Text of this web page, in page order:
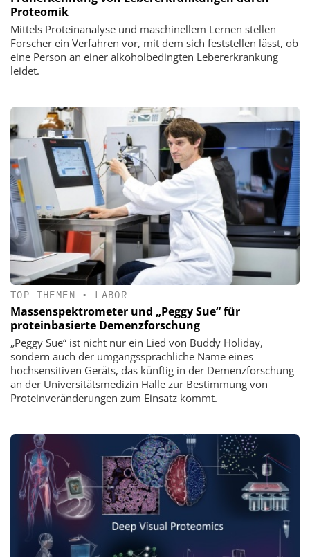
Proteomik
Mittels Proteinanalyse und maschinellem Lernen stellen
Forscher ein Verfahren vor, mit dem sich feststellen lässt, ob
eine Person an einer alkoholbedingten Lebererkrankung
leidet.
TOP-THEMEN • LABOR
Massenspektrometer und „Peggy Sue“ für
proteinbasierte Demenzforschung
„Peggy Sue“ ist nicht nur ein Lied von Buddy Holiday,
sondern auch der umgangssprachliche Name eines
hochsensitiven Geräts, das künftig in der Demenzforschung
an der Universitätsmedizin Halle zur Bestimmung von
Proteinveränderungen zum Einsatz kommt.